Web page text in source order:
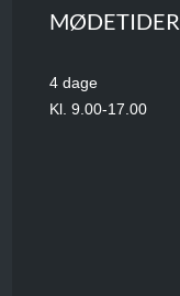
MØDETIDER
4 dage
Kl. 9.00-17.00